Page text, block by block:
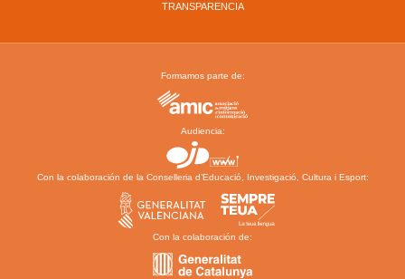
TRANSPARENCIA
Formamos parte de:
Audiencia:
Con la colaboración de la Conselleria d’Educació, Investigació, Cultura i Esport:
Con la colaboración de: